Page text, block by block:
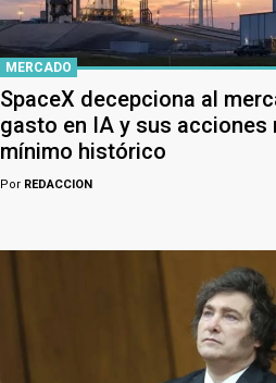
MERCADO
SpaceX decepciona al
gasto en IA y sus acciones
mínimo histórico
Por REDACCION